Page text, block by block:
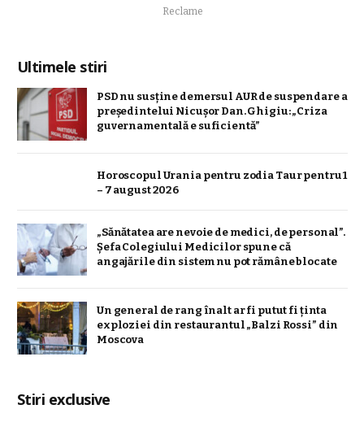
Reclame
Ultimele stiri
PSD nu susține demersul AUR de suspendare a
președintelui Nicușor Dan. Ghigiu: „Criza
guvernamentală e suficientă”
Horoscopul Urania pentru zodia Taur pentru 1
– 7 august 2026
„Sănătatea are nevoie de medici, de personal”.
Șefa Colegiului Medicilor spune că
angajările din sistem nu pot rămâne blocate
Un general de rang înalt ar fi putut fi ținta
exploziei din restaurantul „Balzi Rossi” din
Moscova
Stiri exclusive